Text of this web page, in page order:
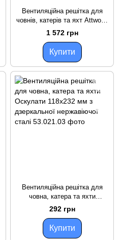
Вентиляційна решітка для
човнів, катерів та яхт Attwood
83x287x19 мм з нержавіючої
сталі AISI 304 для суден
1 572 грн
Купити
Вентиляційна решітка для
човна, катера та яхти
Оскулати 118x232 мм з
дзеркальної нержавіючої
292 грн
Купити